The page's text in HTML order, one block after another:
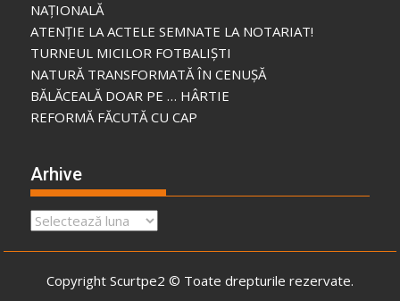
NAȚIONALĂ
ATENȚIE LA ACTELE SEMNATE LA NOTARIAT!
TURNEUL MICILOR FOTBALIȘTI
NATURĂ TRANSFORMATĂ ÎN CENUȘĂ
BĂLĂCEALĂ DOAR PE … HÂRTIE
REFORMĂ FĂCUTĂ CU CAP
Arhive
Arhive
Copyright Scurtpe2 © Toate drepturile rezervate.